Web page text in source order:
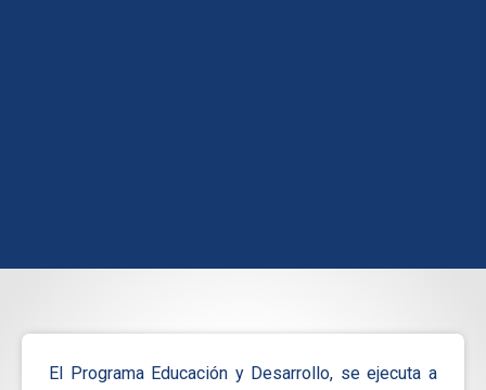
El Programa Educación y Desarrollo, se ejecuta a